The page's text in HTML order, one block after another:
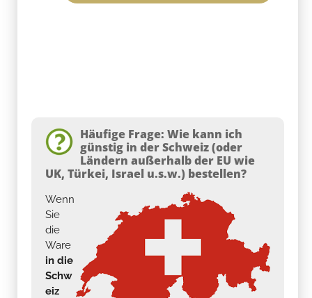
Häufige Frage: Wie kann ich
günstig in der Schweiz (oder
Ländern außerhalb der EU wie
UK, Türkei, Israel u.s.w.) bestellen?
Wenn
Sie
die
Ware
in die
Schw
eiz